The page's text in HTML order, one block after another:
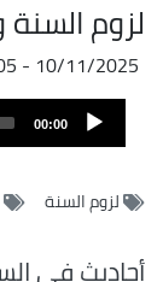
لزوم السنة
10/11/2025 - 17:05
ملف
الصوت
Audio
Player
00:00
لزوم السنة
أحاديث في